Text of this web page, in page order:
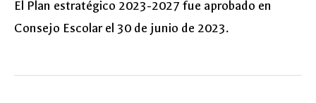
El Plan estratégico 2023-2027 fue aprobado en
Consejo Escolar el 30 de junio de 2023.